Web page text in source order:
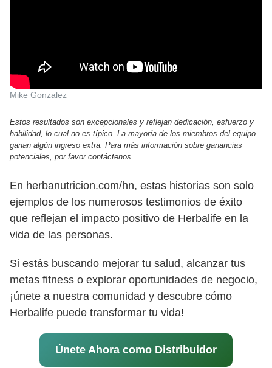
Mike Gonzalez
Estos resultados son excepcionales y reflejan dedicación, esfuerzo y
habilidad, lo cual no es típico. La mayoría de los miembros del equipo
ganan algún ingreso extra. Para más información sobre ganancias
potenciales, por favor contáctenos.
En herbanutricion.com/hn, estas historias son solo
ejemplos de los numerosos testimonios de éxito
que reflejan el impacto positivo de Herbalife en la
vida de las personas.
Si estás buscando mejorar tu salud, alcanzar tus
metas fitness o explorar oportunidades de negocio,
¡únete a nuestra comunidad y descubre cómo
Herbalife puede transformar tu vida!
Únete Ahora como Distribuidor